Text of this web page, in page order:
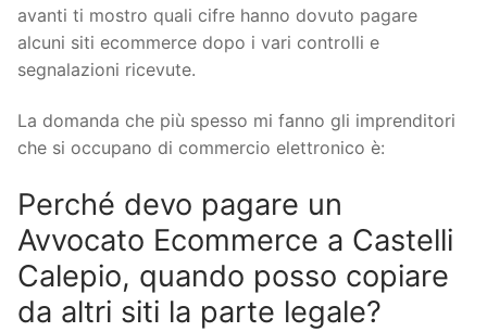
avanti ti mostro quali cifre hanno dovuto pagare
alcuni siti ecommerce dopo i vari controlli e
segnalazioni ricevute.
La domanda che più spesso mi fanno gli imprenditori
che si occupano di commercio elettronico è:
Perché devo pagare un
Avvocato Ecommerce a Castelli
Calepio, quando posso copiare
da altri siti la parte legale?